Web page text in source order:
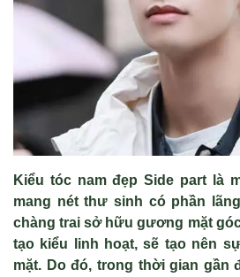
Kiểu tóc nam đẹp Side part là
mang nét thư sinh có phần
chàng trai sở hữu gương mặt
tạo kiểu linh hoạt, sẽ tạo nên
mặt. Do đó, trong thời gian gần